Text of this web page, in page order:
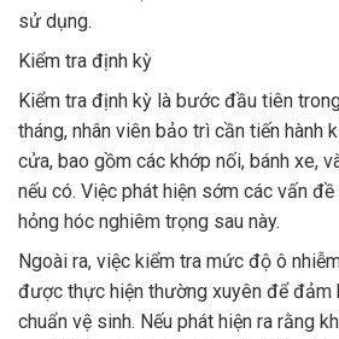
sử dụng.
Kiểm tra định kỳ
Kiểm tra định kỳ là bước đầu tiên
tháng, nhân viên bảo trì cần tiến hành
cửa, bao gồm các khớp nối, bánh xe,
nếu có. Việc phát hiện sớm các vấn
hỏng hóc nghiêm trọng sau này.
Ngoài ra, việc kiểm tra mức độ ô
được thực hiện thường xuyên để đảm
chuẩn vệ sinh. Nếu phát hiện ra rằng